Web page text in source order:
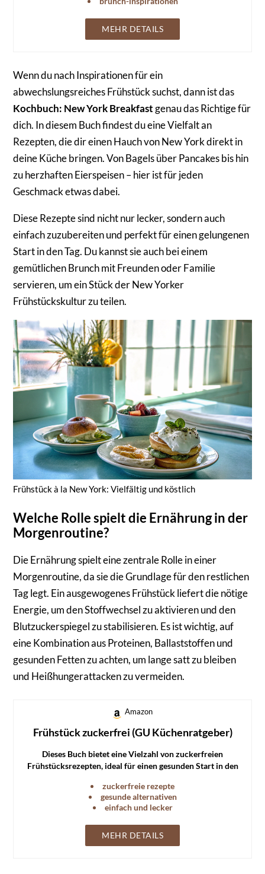
MEHR DETAILS
Wenn du nach Inspirationen für ein
abwechslungsreiches Frühstück suchst, dann ist das
Kochbuch: New York Breakfast genau das Richtige für
dich. In diesem Buch findest du eine Vielfalt an
Rezepten, die dir einen Hauch von New York direkt in
deine Küche bringen. Von Bagels über Pancakes bis hin
zu herzhaften Eierspeisen – hier ist für jeden
Geschmack etwas dabei.
Diese Rezepte sind nicht nur lecker, sondern auch
einfach zuzubereiten und perfekt für einen gelungenen
Start in den Tag. Du kannst sie auch bei einem
gemütlichen Brunch mit Freunden oder Familie
servieren, um ein Stück der New Yorker
Frühstückskultur zu teilen.
Frühstück à la New York: Vielfältig und köstlich
Welche Rolle spielt die Ernährung in der
Morgenroutine?
Die Ernährung spielt eine zentrale Rolle in einer
Morgenroutine, da sie die Grundlage für den restlichen
Tag legt. Ein ausgewogenes Frühstück liefert die nötige
Energie, um den Stoffwechsel zu aktivieren und den
Blutzuckerspiegel zu stabilisieren. Es ist wichtig, auf
eine Kombination aus Proteinen, Ballaststoffen und
gesunden Fetten zu achten, um lange satt zu bleiben
und Heißhungerattacken zu vermeiden.
Amazon
Frühstück zuckerfrei (GU Küchenratgeber)
Dieses Buch bietet eine Vielzahl von zuckerfreien
Frühstücksrezepten, ideal für einen gesunden Start in den
zuckerfreie rezepte
gesunde alternativen
einfach und lecker
MEHR DETAILS